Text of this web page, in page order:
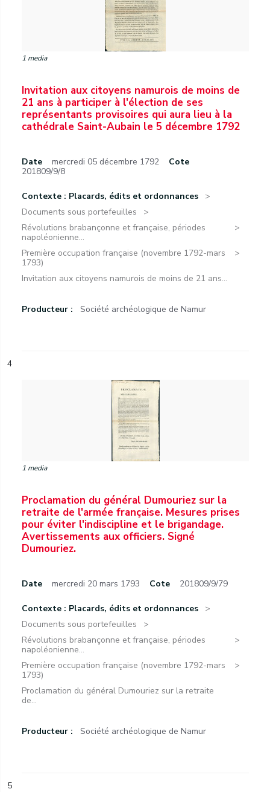
1 media
Invitation aux citoyens namurois de moins de
21 ans à participer à l'élection de ses
représentants provisoires qui aura lieu à la
cathédrale Saint-Aubain le 5 décembre 1792
Date mercredi 05 décembre 1792
Cote
201809/9/8
Contexte : Placards, édits et ordonnances
Documents sous portefeuilles
Révolutions brabançonne et française, périodes
napoléonienne...
Première occupation française (novembre 1792-mars
1793)
Invitation aux citoyens namurois de moins de 21 ans...
Producteur : Société archéologique de Namur
4
1 media
Proclamation du général Dumouriez sur la
retraite de l'armée française. Mesures prises
pour éviter l'indiscipline et le brigandage.
Avertissements aux officiers. Signé
Dumouriez.
Date mercredi 20 mars 1793 Cote 201809/9/79
Contexte : Placards, édits et ordonnances
Documents sous portefeuilles
Révolutions brabançonne et française, périodes
napoléonienne...
Première occupation française (novembre 1792-mars
1793)
Proclamation du général Dumouriez sur la retraite
de...
Producteur : Société archéologique de Namur
5